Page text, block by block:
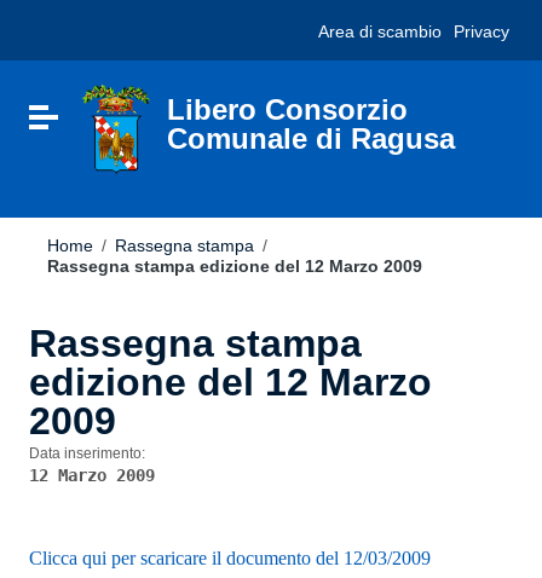
sito
include
Vai al footer
Area di scambio Privacy
Attiva / disattiva la navigazione
Libero Consorzio
Comunale di Ragusa
Home / Rassegna stampa /
Rassegna stampa edizione del 12 Marzo 2009
Rassegna stampa
edizione del 12 Marzo
2009
Data inserimento:
12 Marzo 2009
Clicca qui per scaricare il documento del 12/03/2009